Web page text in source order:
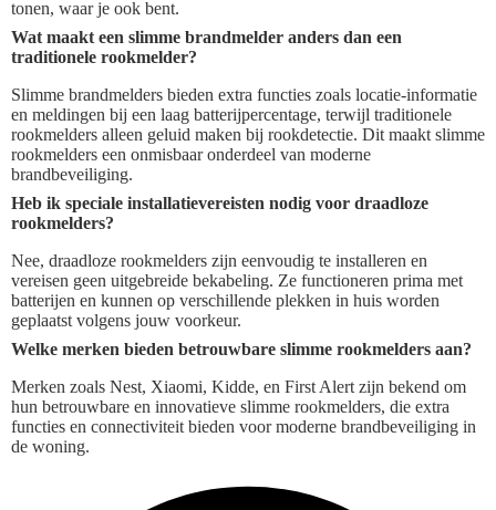
tonen, waar je ook bent.
Wat maakt een slimme brandmelder anders dan een
traditionele rookmelder?
Slimme brandmelders bieden extra functies zoals locatie-informatie
en meldingen bij een laag batterijpercentage, terwijl traditionele
rookmelders alleen geluid maken bij rookdetectie. Dit maakt slimme
rookmelders een onmisbaar onderdeel van moderne
brandbeveiliging.
Heb ik speciale installatievereisten nodig voor draadloze
rookmelders?
Nee, draadloze rookmelders zijn eenvoudig te installeren en
vereisen geen uitgebreide bekabeling. Ze functioneren prima met
batterijen en kunnen op verschillende plekken in huis worden
geplaatst volgens jouw voorkeur.
Welke merken bieden betrouwbare slimme rookmelders aan?
Merken zoals Nest, Xiaomi, Kidde, en First Alert zijn bekend om
hun betrouwbare en innovatieve slimme rookmelders, die extra
functies en connectiviteit bieden voor moderne brandbeveiliging in
de woning.